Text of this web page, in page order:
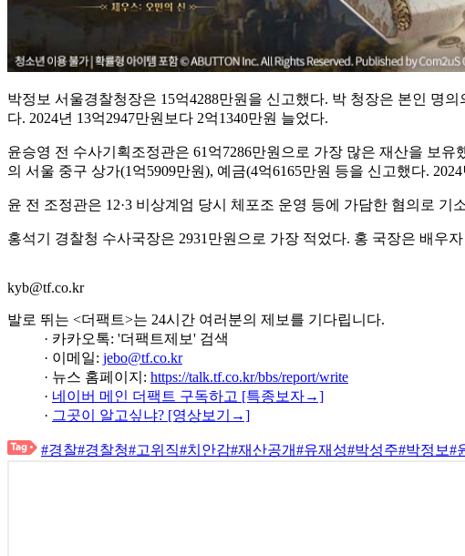
박정보 서울경찰청장은 15억4288만원을 신고했다. 박 청장은 본인 명
다. 2024년 13억2947만원보다 2억1340만원 늘었다.
윤승영 전 수사기획조정관은 61억7286만원으로 가장 많은 재산을 보
의 서울 중구 상가(1억5909만원), 예금(4억6165만원 등을 신고했다.
윤 전 조정관은 12·3 비상계엄 당시 체포조 운영 등에 가담한 혐의로
홍석기 경찰청 수사국장은 2931만원으로 가장 적었다. 홍 국장은 배우
kyb@tf.co.kr
발로 뛰는 <더팩트>는 24시간 여러분의 제보를 기다립니다.
· 카카오톡: '더팩트제보' 검색
· 이메일: jebo@tf.co.kr
· 뉴스 홈페이지: https://talk.tf.co.kr/bbs/report/write
· 네이버 메인 더팩트 구독하고 [특종보자→]
· 그곳이 알고싶냐? [영상보기→]
#경찰#경찰청#고위직#치안감#재산공개#유재성#박성주#박정보#